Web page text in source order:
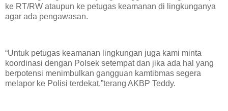
ke RT/RW ataupun ke petugas keamanan di lingkunganya
agar ada pengawasan.
“Untuk petugas keamanan lingkungan juga kami minta
koordinasi dengan Polsek setempat dan jika ada hal yang
berpotensi menimbulkan gangguan kamtibmas segera
melapor ke Polisi terdekat,”terang AKBP Teddy.